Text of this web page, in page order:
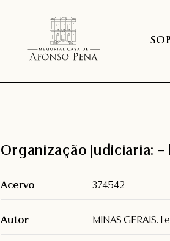
Organização judiciaria: –
Acervo 374542
Autor MINAS GERAIS.